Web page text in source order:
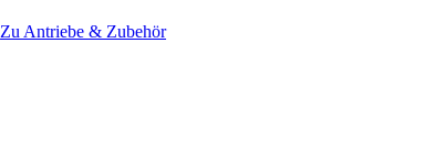
Zu Antriebe & Zubehör